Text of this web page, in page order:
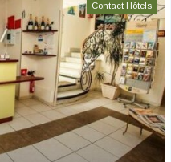
Contact Hôtels